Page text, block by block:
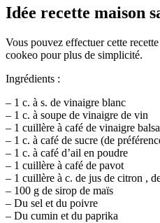
Idée recette maison
Vous pouvez effectuer cette
cookeo pour plus de simplicité.
Ingrédients :
– 1 c. à s. de vinaigre blanc
– 1 c. à soupe de vinaigre de vin
– 1 cuillère à café de vinaigre
– 1 c. à café de sucre (de
– 1 c. à café d’ail en poudre
– 1 cuillère à café de pavot
– 1 cuillère à c. de jus de citron ,
– 100 g de sirop de maïs
– Du sel et du poivre
– Du cumin et du paprika